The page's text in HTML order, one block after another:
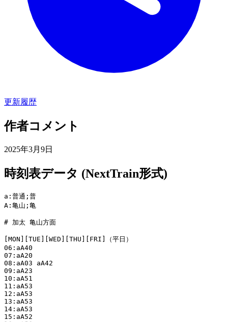
更新履歴
作者コメント
2025年3月9日
時刻表データ (NextTrain形式)
a:普通;普
A:亀山;亀
# 加太 亀山方面
[MON][TUE][WED][THU][FRI]（平日）
06:aA40
07:aA20
08:aA03 aA42
09:aA23
10:aA51
11:aA53
12:aA53
13:aA53
14:aA53
15:aA52